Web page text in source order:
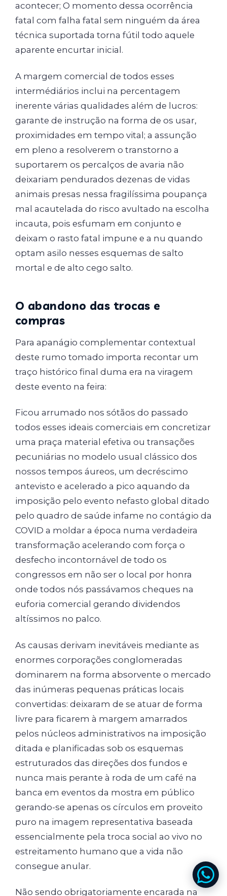
acontecer; O momento dessa ocorrência
fatal com falha fatal sem ninguém da área
técnica suportada torna fútil todo aquele
aparente encurtar inicial.
A margem comercial de todos esses
intermédiários inclui na percentagem
inerente várias qualidades além de lucros:
garante de instrução na forma de os usar,
proximidades em tempo vital; a assunção
em pleno a resolverem o transtorno a
suportarem os percalços de avaria não
deixariam pendurados dezenas de vidas
animais presas nessa fragilíssima poupança
mal acautelada do risco avultado na escolha
incauta, pois esfumam em conjunto e
deixam o rasto fatal impune e a nu quando
optam asilo nesses esquemas de salto
mortal e de alto cego salto.
O abandono das trocas e
compras
Para apanágio complementar contextual
deste rumo tomado importa recontar um
traço histórico final duma era na viragem
deste evento na feira:
Ficou arrumado nos sótãos do passado
todos esses ideais comerciais em concretizar
uma praça material efetiva ou transações
pecuniárias no modelo usual clássico dos
nossos tempos áureos, um decréscimo
antevisto e acelerado a pico aquando da
imposição pelo evento nefasto global ditado
pelo quadro de saúde infame no contágio da
COVID a moldar a época numa verdadeira
transformação acelerando com força o
desfecho incontornável de todo os
congressos em não ser o local por honra
onde todos nós passávamos cheques na
euforia comercial gerando dividendos
altíssimos no palco.
As causas derivam inevitáveis mediante as
enormes corporações conglomeradas
dominarem na forma absorvente o mercado
das inúmeras pequenas práticas locais
convertidas: deixaram de se atuar de forma
livre para ficarem à margem amarrados
pelos núcleos administrativos na imposição
ditada e planificadas sob os esquemas
estruturados das direções dos fundos e
nunca mais perante à roda de um café na
banca em eventos da mostra em público
gerando-se apenas os círculos em proveito
puro na imagem representativa baseada
essencialmente pela troca social ao vivo no
estreitamento humano que a vida não
consegue anular.
Não sendo obrigatoriamente encarada na